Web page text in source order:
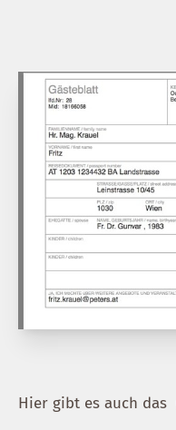
Hier gibt es auch das